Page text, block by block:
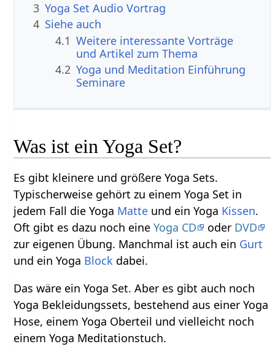
3 Yoga Set Audio Vortrag
4 Siehe auch
4.1 Weitere interessante Vorträge
und Artikel zum Thema
4.2 Yoga und Meditation Einführung
Seminare
Was ist ein Yoga Set?
Es gibt kleinere und größere Yoga Sets.
Typischerweise gehört zu einem Yoga Set in
jedem Fall die Yoga Matte und ein Yoga Kissen.
Oft gibt es dazu noch eineYoga CD oder DVD
zur eigenen Übung. Manchmal ist auch ein Gurt
und ein Yoga Block dabei.
Das wäre ein Yoga Set. Aber es gibt auch noch
Yoga Bekleidungssets, bestehend aus einer Yoga
Hose, einem Yoga Oberteil und vielleicht noch
einem Yoga Meditationstuch.